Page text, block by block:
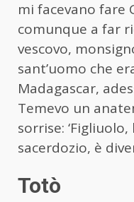
mi facevano fare
comunque a far
vescovo,
sant’uomo che
Madagascar,
Temevo un
sorrise:
sacerdozio, è
Totò